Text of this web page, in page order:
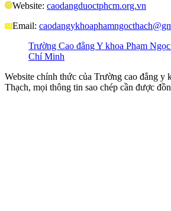
Website: caodangduoctphcm.org.vn
Email:
Trường Cao đẳng Y khoa Phạm
Chí Minh
Website chính thức của Trường cao đẳng y
Thạch, mọi thông tin sao chép cần được